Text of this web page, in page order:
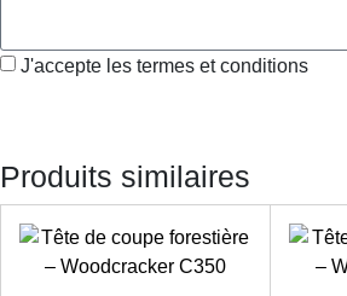
J'accepte les termes et conditions
Produits similaires